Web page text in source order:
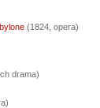
(1824, opera)
drama)